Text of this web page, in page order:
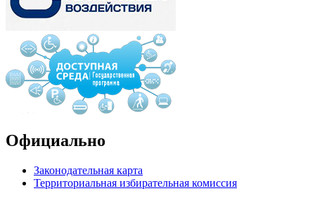
Официально
Законодательная карта
Территориальная избирательная комиссия